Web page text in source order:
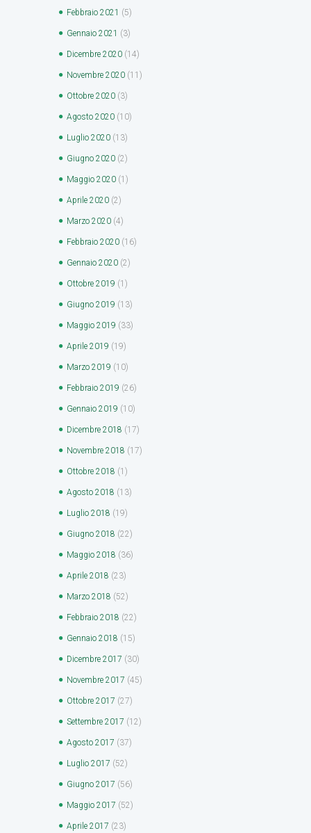
Febbraio 2021 (5)
Gennaio 2021 (3)
Dicembre 2020 (14)
Novembre 2020 (11)
Ottobre 2020 (3)
Agosto 2020 (10)
Luglio 2020 (13)
Giugno 2020 (2)
Maggio 2020 (1)
Aprile 2020 (2)
Marzo 2020 (4)
Febbraio 2020 (16)
Gennaio 2020 (2)
Ottobre 2019 (1)
Giugno 2019 (13)
Maggio 2019 (33)
Aprile 2019 (19)
Marzo 2019 (10)
Febbraio 2019 (26)
Gennaio 2019 (10)
Dicembre 2018 (17)
Novembre 2018 (17)
Ottobre 2018 (1)
Agosto 2018 (13)
Luglio 2018 (19)
Giugno 2018 (22)
Maggio 2018 (36)
Aprile 2018 (23)
Marzo 2018 (52)
Febbraio 2018 (22)
Gennaio 2018 (15)
Dicembre 2017 (30)
Novembre 2017 (45)
Ottobre 2017 (27)
Settembre 2017 (12)
Agosto 2017 (37)
Luglio 2017 (52)
Giugno 2017 (56)
Maggio 2017 (52)
Aprile 2017 (23)